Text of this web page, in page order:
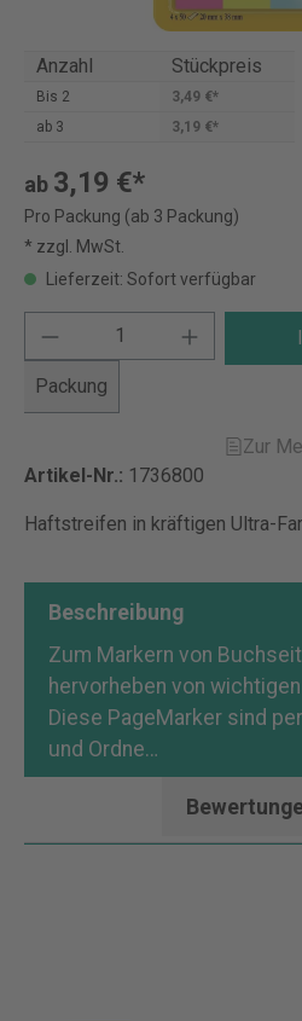
Anzahl Stückpreis
Bis 2
3,49 €*
ab 3 3,19 €*
ab 3,19 €*
Pro Packung (ab 3 Packung)
* zzgl. MwSt.
Lieferzeit: Sofort verfügbar
Packung
Zur
Artikel-Nr.: 1736800
Haftstreifen in kräftigen Ultra-
Beschreibung
Zum Markern von
hervorheben von
Diese PageMarker sind
und Ordne…